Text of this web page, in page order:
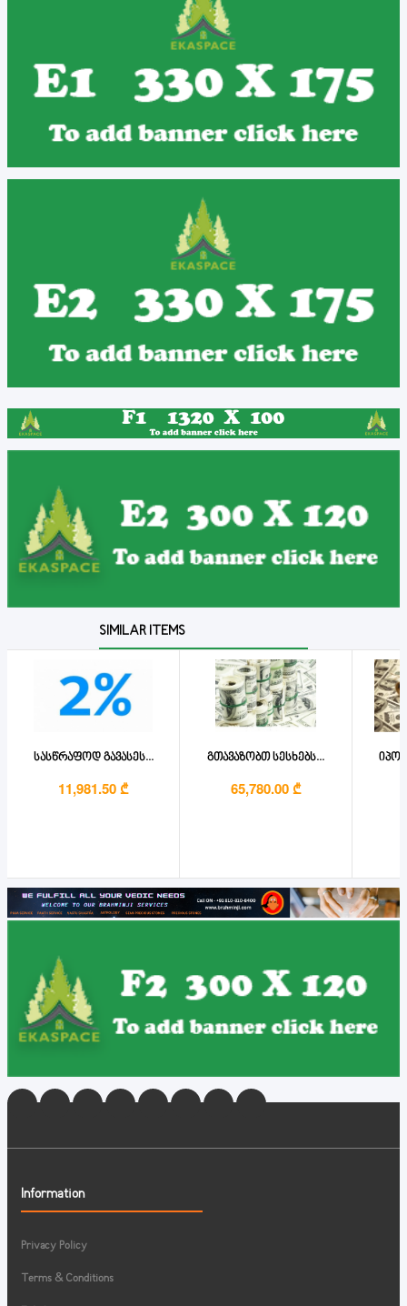
SIMILAR ITEMS
სასწრაფოდ გავასეს...
11,981.50 ₾
გთავაზობთ სესხებს...
65,780.00 ₾
Information
Privacy Policy
Terms & Conditions